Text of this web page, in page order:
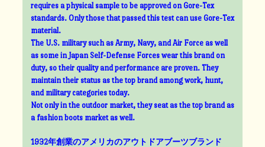
requires a physical sample to be approved on Gore-Tex
standards. Only those that passed this test can use Gore-Tex
material.
The U.S. military such as Army, Navy, and Air Force as well
as some in Japan Self-Defense Forces wear this brand on
duty, so their quality and performance are proven. They
maintain their status as the top brand among work, hunt,
and military categories today.
Not only in the outdoor market, they seat as the top brand as
a fashion boots market as well.
1932年創業のアメリカのアウトドアブーツブランド